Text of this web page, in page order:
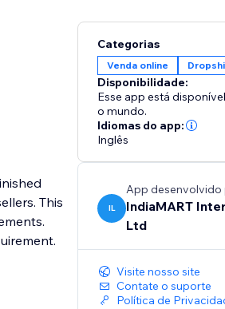
This
Categorias
Venda online
Disponibilidade:
Esse app está
o mundo.
Idiomas do app:
Inglês
IL
App desenvolvido
IndiaMART
Ltd
Visite nosso site
Contate o suporte
Política de